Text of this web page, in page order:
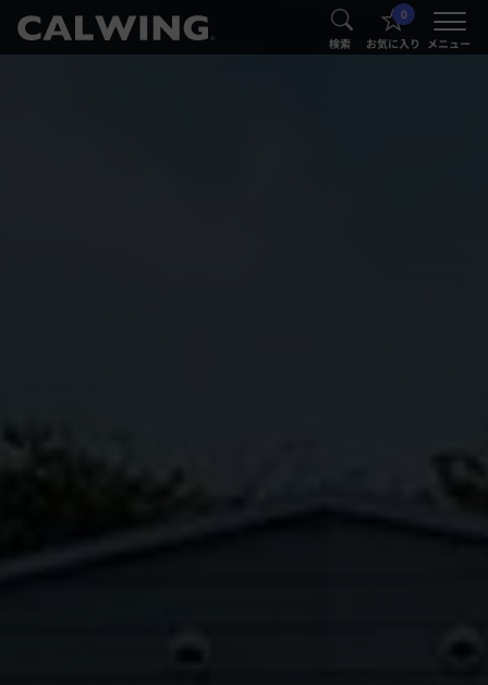
® 検索
0
お気に入り メニュー
®